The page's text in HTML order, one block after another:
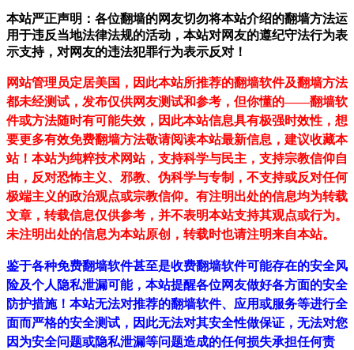
本站严正声明：各位翻墙的网友切勿将本站介绍的翻墙方法运
用于违反当地法律法规的活动，本站对网友的遵纪守法行为表
示支持，对网友的违法犯罪行为表示反对！
网站管理员定居美国，因此本站所推荐的翻墙软件及翻墙方法
都未经测试，发布仅供网友测试和参考，但你懂的——翻墙软
件或方法随时有可能失效，因此本站信息具有极强时效性，想
要更多有效免费翻墙方法敬请阅读本站最新信息，建议收藏本
站！ 本站为纯粹技术网站，支持科学与民主，支持宗教信仰自
由，反对恐怖主义、邪教、伪科学与专制，不支持或反对任何
极端主义的政治观点或宗教信仰。有注明出处的信息均为转载
文章，转载信息仅供参考，并不表明本站支持其观点或行为。
未注明出处的信息为本站原创，转载时也请注明来自本站。
鉴于各种免费翻墙软件甚至是收费翻墙软件可能存在的安全风
险及个人隐私泄漏可能，本站提醒各位网友做好各方面的安全
防护措施！本站无法对推荐的翻墙软件、应用或服务等进行全
面而严格的安全测试，因此无法对其安全性做保证，无法对您
因为安全问题或隐私泄漏等问题造成的任何损失承担任何责